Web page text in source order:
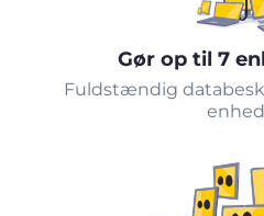
Gør op til 7
Fuldstændig